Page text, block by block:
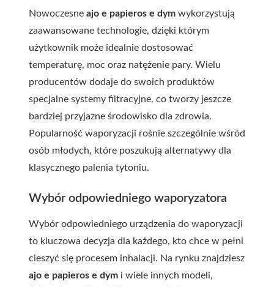
Nowoczesne ajo e papieros e dym wykorzystują
zaawansowane technologie, dzięki którym
użytkownik może idealnie dostosować
temperaturę, moc oraz natężenie pary. Wielu
producentów dodaje do swoich produktów
specjalne systemy filtracyjne, co tworzy jeszcze
bardziej przyjazne środowisko dla zdrowia.
Popularność waporyzacji rośnie szczególnie wśród
osób młodych, które poszukują alternatywy dla
klasycznego palenia tytoniu.
Wybór odpowiedniego waporyzatora
Wybór odpowiedniego urządzenia do waporyzacji
to kluczowa decyzja dla każdego, kto chce w pełni
cieszyć się procesem inhalacji. Na rynku znajdziesz
ajo e papieros e dym i wiele innych modeli,